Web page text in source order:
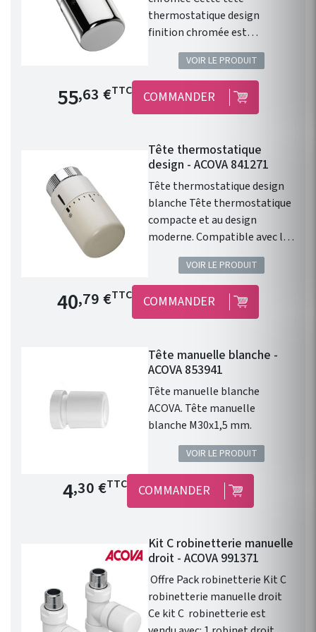
thermostatique design
finition chromée est
compatible avec l'ensemble
de la gamme de chauffage
central Fassane Prem's de
chez ACOVA .
VOIR LE PRODUIT
Prix de base
55,63 €TTC COMMANDER
Tête thermostatique
design - ACOVA 841271
Tête thermostatique design
blanche Tête thermostatique
compacte et au design
moderne. Compatible avec les
radiateurs eau chaude ACOVA.
Type de raccord : M30 x1,5.
Finition : Blanc. 46 Couleurs en
option. Cette tête
thermostatique design
avec précision de la
température d'un radiateur ou
d'un sèche serviette à eau
chaude.
VOIR LE PRODUIT
Prix de base
40,79 €TTC COMMANDER
Tête manuelle blanche -
ACOVA 853941
Tête manuelle blanche
ACOVA. Tête manuelle
blanche M30x1,5 mm.
VOIR LE PRODUIT
Prix de base
4,30 €TTC COMMANDER
Kit C robinetterie manuelle
droit - ACOVA 991371
Offre Pack robinetterie Kit C
robinetterie manuelle droit
Ce kit C robinetterie est